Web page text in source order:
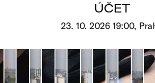
Pro děti
edu
ÚČET
23. 10. 2026 19:00,